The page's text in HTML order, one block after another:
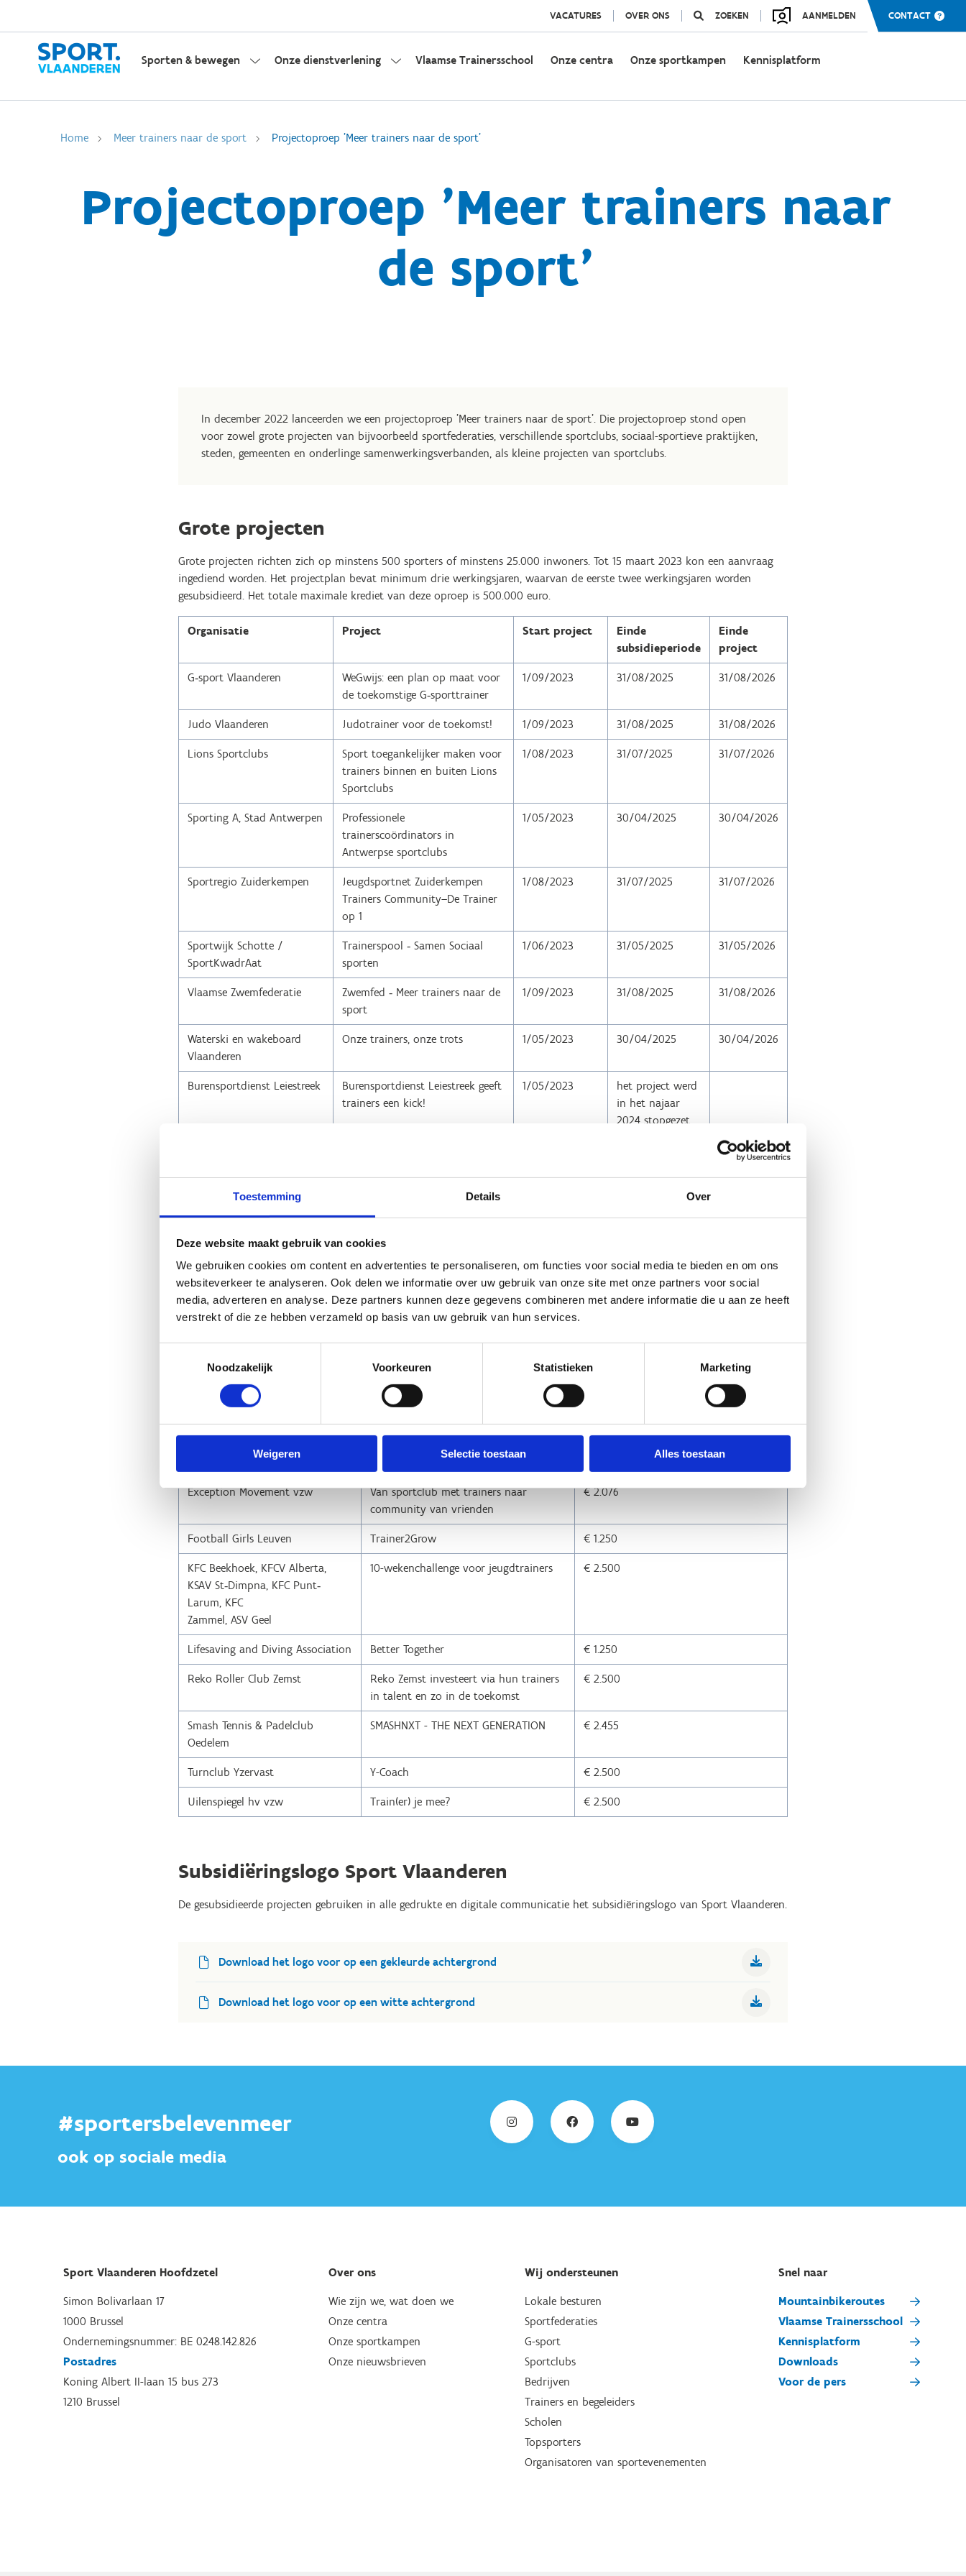
Toestemming Details Over
Deze website maakt gebruik van cookies
We gebruiken cookies om content en advertenties te personaliseren, om functies voor social media te bieden en om ons
websiteverkeer te analyseren. Ook delen we informatie over uw gebruik van onze site met onze partners voor social
media, adverteren en analyse. Deze partners kunnen deze gegevens combineren met andere informatie die u aan ze heeft
verstrekt of die ze hebben verzameld op basis van uw gebruik van hun services.
Noodzakelijk
Voorkeuren Statistieken Marketing
Weigeren Selectie toestaan Alles toestaan
VACATURES OVER ONS ZOEKEN AANMELDEN CONTACT
Sporten & bewegen Onze dienstverlening Vlaamse Trainersschool Onze centra Onze sportkampen Kennisplatform
Home Meer trainers naar de sport Projectoproep 'Meer trainers naar de sport'
Projectoproep 'Meer trainers naar
de sport'
In december 2022 lanceerden we een projectoproep 'Meer trainers naar de sport'. Die projectoproep stond open
voor zowel grote projecten van bijvoorbeeld sportfederaties, verschillende sportclubs, sociaal-sportieve praktijken,
steden, gemeenten en onderlinge samenwerkingsverbanden, als kleine projecten van sportclubs.
Grote projecten
Grote projecten richten zich op minstens 500 sporters of minstens 25.000 inwoners. Tot 15 maart 2023 kon een aanvraag
ingediend worden. Het projectplan bevat minimum drie werkingsjaren, waarvan de eerste twee werkingsjaren worden
gesubsidieerd. Het totale maximale krediet van deze oproep is 500.000 euro.
Organisatie Project Start project
Einde
subsidieperiode
Einde
project
G‐sport Vlaanderen
WeGwijs: een plan op maat voor
de toekomstige G‐sporttrainer
1/09/2023 31/08/2025 31/08/2026
Judo Vlaanderen Judotrainer voor de toekomst! 1/09/2023 31/08/2025 31/08/2026
Lions Sportclubs
Sport toegankelijker maken voor
trainers binnen en buiten Lions
Sportclubs
1/08/2023 31/07/2025 31/07/2026
Sporting A, Stad Antwerpen
Professionele
trainerscoördinators in
Antwerpse sportclubs
1/05/2023 30/04/2025 30/04/2026
Sportregio Zuiderkempen
Jeugdsportnet Zuiderkempen
Trainers Community–De Trainer
op 1
1/08/2023 31/07/2025 31/07/2026
Sportwijk Schotte /
SportKwadrAat
Trainerspool ‐ Samen Sociaal
sporten
1/06/2023 31/05/2025 31/05/2026
Vlaamse Zwemfederatie
Zwemfed ‐ Meer trainers naar de
sport
1/09/2023 31/08/2025 31/08/2026
Waterski en wakeboard
Vlaanderen
Onze trainers, onze trots 1/05/2023 30/04/2025 30/04/2026
Burensportdienst Leiestreek
Burensportdienst Leiestreek geeft
trainers een kick!
1/05/2023
het project werd
in het najaar
2024 stopgezet
Kleine projecten
Sportclubs konden tot 1 februari 2023 een klein project indienen via het participatieplatform ‘Deel je idee’. Het totale
maximale krediet van deze oproep is 25.000 euro. Deze projecten liepen tot eind 2023.
Sportclub Project Subsidie 2023
Atriac - Antwerpse Triatlon &
Duatlon Club
Trainerscoördinator ondersteunt
trainers
€ 1.250
Basketbalclub Clem
Scherpenheuvel
MOVING ON UP TO THE CLEM-UNITY
BOAS vzw
Ontmoetingsdag: maak op
kennis met G-zwemmen
€ 385
Exception Movement vzw
Van sportclub met trainers naar
community van vrienden
€ 2.076
Football Girls Leuven Trainer2Grow € 1.250
KFC Beekhoek, KFCV Alberta,
KSAV St‐Dimpna, KFC Punt‐
Larum, KFC
Zammel, ASV Geel
10-wekenchallenge voor jeugdtrainers € 2.500
Lifesaving and Diving Association Better Together € 1.250
Reko Roller Club Zemst
Reko Zemst investeert via hun trainers
in talent en zo in de toekomst
€ 2.500
Smash Tennis & Padelclub
Oedelem
SMASHNXT - THE NEXT GENERATION € 2.455
Turnclub Yzervast Y-Coach € 2.500
Uilenspiegel hv vzw Train(er) je mee? € 2.500
Subsidiëringslogo Sport Vlaanderen
De gesubsidieerde projecten gebruiken in alle gedrukte en digitale communicatie het subsidiëringslogo van Sport Vlaanderen.
Download het logo voor op een gekleurde achtergrond
Download het logo voor op een witte achtergrond
#sportersbelevenmeer
ook op sociale media
Sport Vlaanderen Hoofdzetel
Simon Bolivarlaan 17
1000 Brussel
Ondernemingsnummer: BE 0248.142.826
Postadres
Koning Albert II-laan 15 bus 273
1210 Brussel
Over ons
Wie zijn we, wat doen we
Onze centra
Onze sportkampen
Onze nieuwsbrieven
Wij ondersteunen
Lokale besturen
Sportfederaties
G-sport
Sportclubs
Bedrijven
Trainers en begeleiders
Scholen
Topsporters
Organisatoren van sportevenementen
Snel naar
Mountainbikeroutes
Vlaamse Trainersschool
Kennisplatform
Downloads
Voor de pers